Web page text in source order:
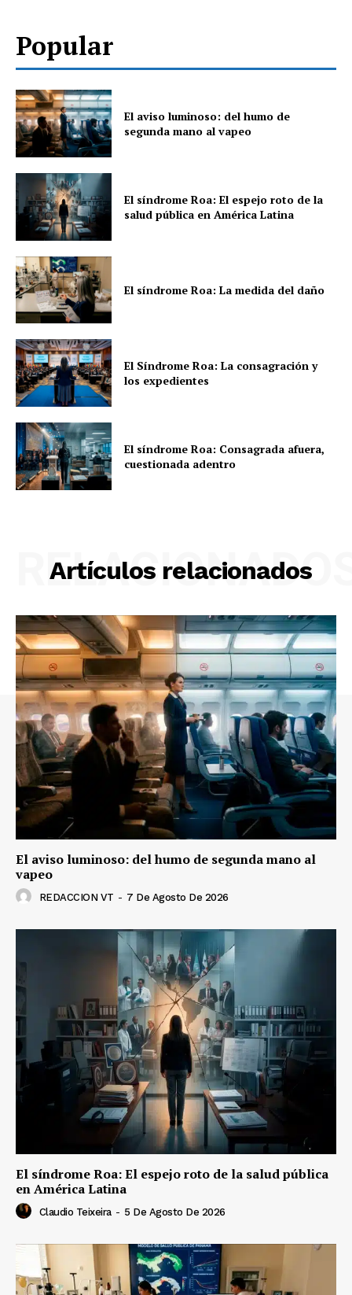
Popular
El aviso luminoso: del humo de
segunda mano al vapeo
El síndrome Roa: El espejo roto de la
salud pública en América Latina
El síndrome Roa: La medida del daño
El Síndrome Roa: La consagración y
los expedientes
El síndrome Roa: Consagrada afuera,
cuestionada adentro
Artículos relacionados
El aviso luminoso: del humo de segunda mano al
vapeo
REDACCION VT - 7 De Agosto De 2026
El síndrome Roa: El espejo roto de la salud pública
en América Latina
Claudio Teixeira - 5 De Agosto De 2026